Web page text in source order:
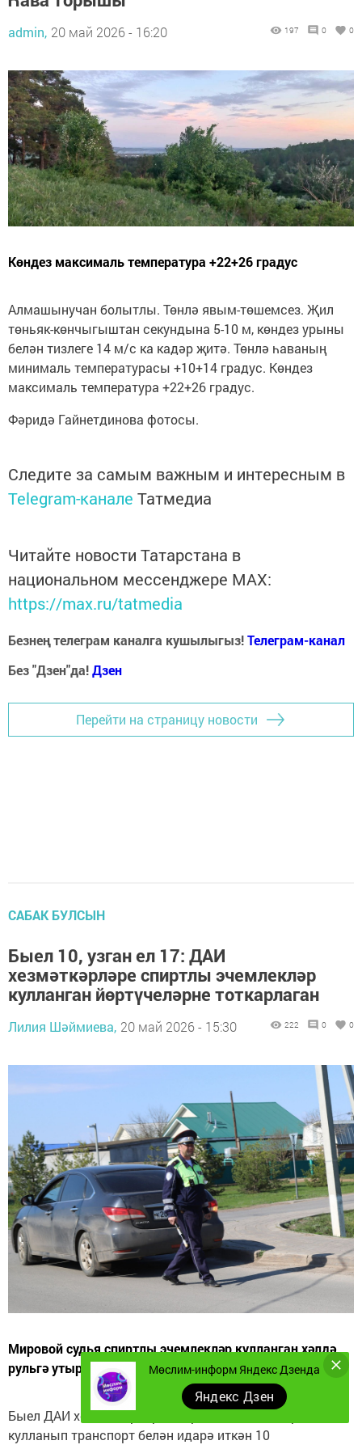
admin, 20 май 2026 - 16:20 197 0 0
Көндез максималь температура +22+26 градус
Алмашынучан болытлы. Төнлә явым-төшемсез. Җил
төньяк-көнчыгыштан секундына 5-10 м, көндез урыны
белән тизлеге 14 м/с ка кадәр җитә. Төнлә һаваның
минималь температурасы +10+14 градус. Көндез
максималь температура +22+26 градус.
Фәридә Гайнетдинова фотосы.
Следите за самым важным и интересным в
Telegram-канале Татмедиа
Читайте новости Татарстана в
национальном мессенджере MАХ:
https://max.ru/tatmedia
Безнең телеграм каналга кушылыгыз!Телеграм-канал
Без "Дзен"да!Дзен
Перейти на страницу новости
САБАК БУЛСЫН
Быел 10, узган ел 17: ДАИ
хезмәткәрләре спиртлы эчемлекләр
кулланган йөртүчеләрне тоткарлаган
Лилия Шәймиева, 20 май 2026 - 15:30 222 0 0
Мировой судья спиртлы эчемлекләр кулланган хәлдә
рульгә утырган Солтанов эшен карады
Быел ДАИ хезмәткәрләре спиртлы эчемлекләр
кулланып транспорт белән идарә иткән 10
Мөслим-информ Яндекс Дзенда
Яндекс Дзен